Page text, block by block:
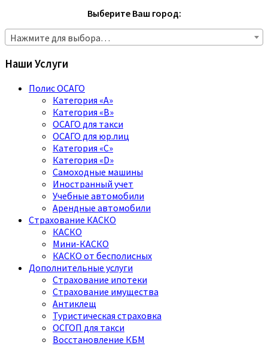
Выберите Ваш город:
Нажмите для выбора…
Наши Услуги
Полис ОСАГО
Категория «A»
Категория «B»
ОСАГО для такси
ОСАГО для юр.лиц
Категория «C»
Категория «D»
Самоходные машины
Иностранный учет
Учебные автомобили
Арендные автомобили
Страхование КАСКО
КАСКО
Мини-КАСКО
КАСКО от бесполисных
Дополнительные услуги
Страхование ипотеки
Страхование имущества
Антиклещ
Туристическая страховка
ОСГОП для такси
Восстановление КБМ